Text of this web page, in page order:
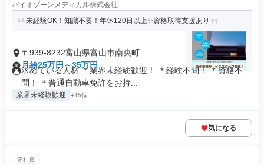
バイオゾーンメディカル株式会社
未経験OK！知識不要！年休120日以上✨資格取得支援あり
〒939-8232富山県富山市南央町
月給25万円～35万円
求めている人材 ＊業界未経験歓迎！ ＊経験不問！ ＊資格不
問！ ＊普通自動車免許をお持...
業界未経験歓迎 +15個
気になる
正社員